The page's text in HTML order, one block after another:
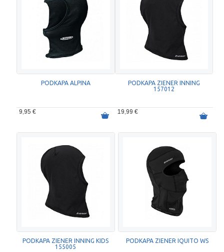
PODKAPA ALPINA
9,95 €
PODKAPA ZIENER INNING
157012
19,99 €
PODKAPA ZIENER INNING KIDS
155005
PODKAPA ZIENER IQUITO WS